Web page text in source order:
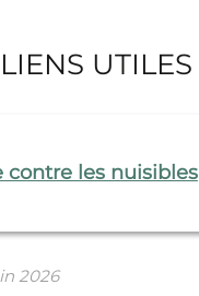
LIENS UTILES
contre les nuisibles
2026